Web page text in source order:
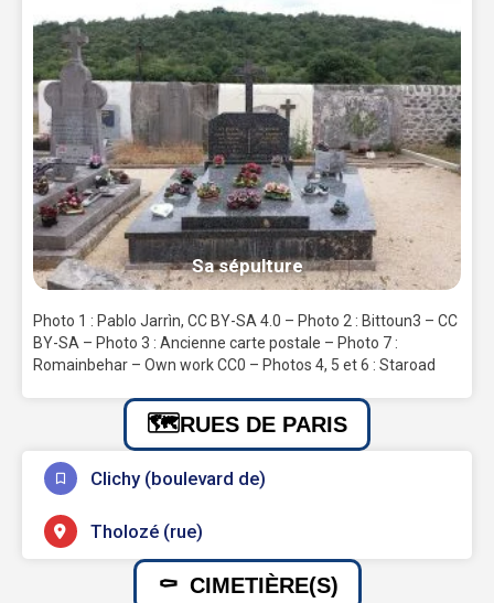
Sa sépulture
Photo 1 : Pablo Jarrìn, CC BY-SA 4.0 – Photo 2 : Bittoun3 – CC
BY-SA – Photo 3 : Ancienne carte postale – Photo 7 :
Romainbehar – Own work CC0 – Photos 4, 5 et 6 : Staroad
RUES DE PARIS
Clichy (boulevard de)
Tholozé (rue)
CIMETIÈRE(S)